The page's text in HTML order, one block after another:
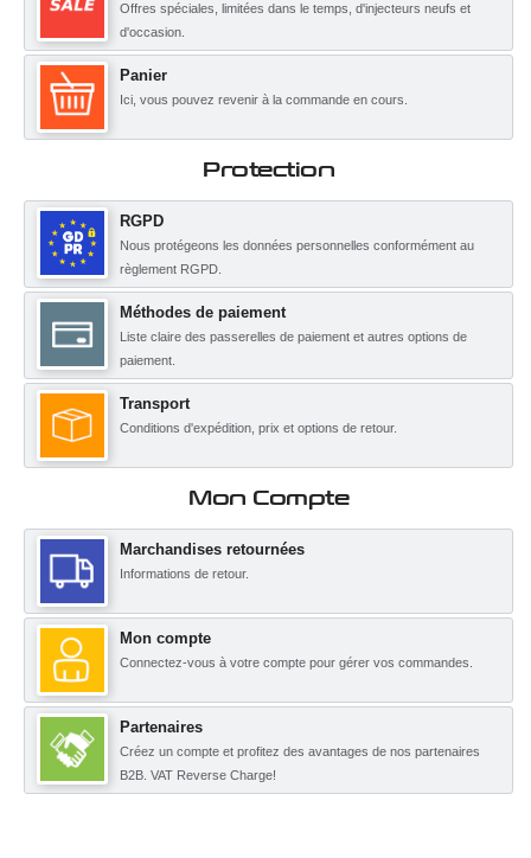
Offres spéciales, limitées dans le temps, d'injecteurs neufs et
d'occasion.
Panier
Ici, vous pouvez revenir à la commande en cours.
Protection
RGPD
Nous protégeons les données personnelles conformément au
règlement RGPD.
Méthodes de paiement
Liste claire des passerelles de paiement et autres options de
paiement.
Transport
Conditions d'expédition, prix et options de retour.
Mon Compte
Marchandises retournées
Informations de retour.
Mon compte
Connectez-vous à votre compte pour gérer vos commandes.
Partenaires
Créez un compte et profitez des avantages de nos partenaires
B2B. VAT Reverse Charge!